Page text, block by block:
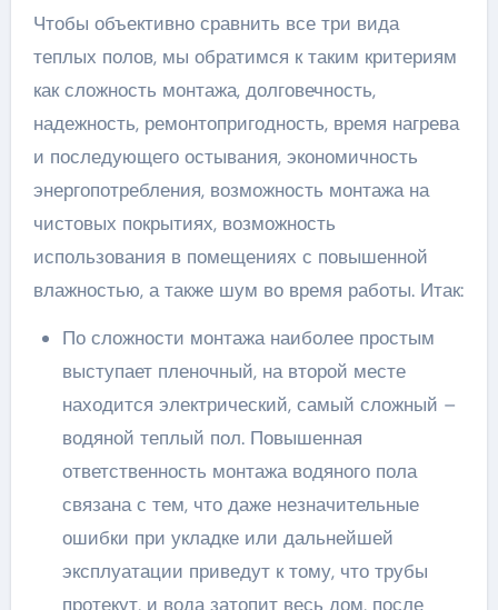
Чтобы объективно сравнить все три вида
теплых полов, мы обратимся к таким критериям
как сложность монтажа, долговечность,
надежность, ремонтопригодность, время нагрева
и последующего остывания, экономичность
энергопотребления, возможность монтажа на
чистовых покрытиях, возможность
использования в помещениях с повышенной
влажностью, а также шум во время работы. Итак:
По сложности монтажа наиболее простым
выступает пленочный, на второй месте
находится электрический, самый сложный –
водяной теплый пол. Повышенная
ответственность монтажа водяного пола
связана с тем, что даже незначительные
ошибки при укладке или дальнейшей
эксплуатации приведут к тому, что трубы
протекут, и вода затопит весь дом, после